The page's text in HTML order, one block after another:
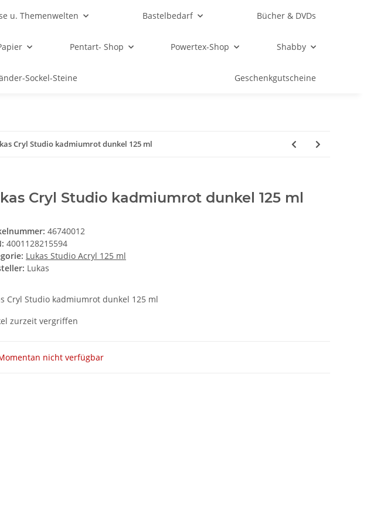
u. Themenwelten Bastelbedarf Bücher & DVDs
Pentart- Shop Powertex-Shop Shabby
Sockel-Steine Geschenkgutscheine
Cryl Studio kadmiumrot dunkel 125 ml
Cryl Studio kadmiumrot dunkel 125 ml
46740012
4001128215594
Lukas Studio Acryl 125 ml
Lukas
Cryl Studio kadmiumrot dunkel 125 ml
zurzeit vergriffen
nicht verfügbar